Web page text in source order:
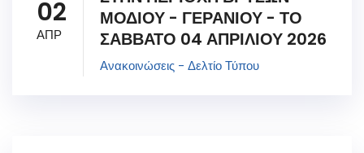
02
ΑΠΡ
ΜΟΔΙΟΥ - ΓΕΡΑΝΙΟΥ - ΤΟ
ΣΑΒΒΑΤΟ 04 ΑΠΡΙΛΙΟΥ 2026
Ανακοινώσεις - Δελτίο Τύπου